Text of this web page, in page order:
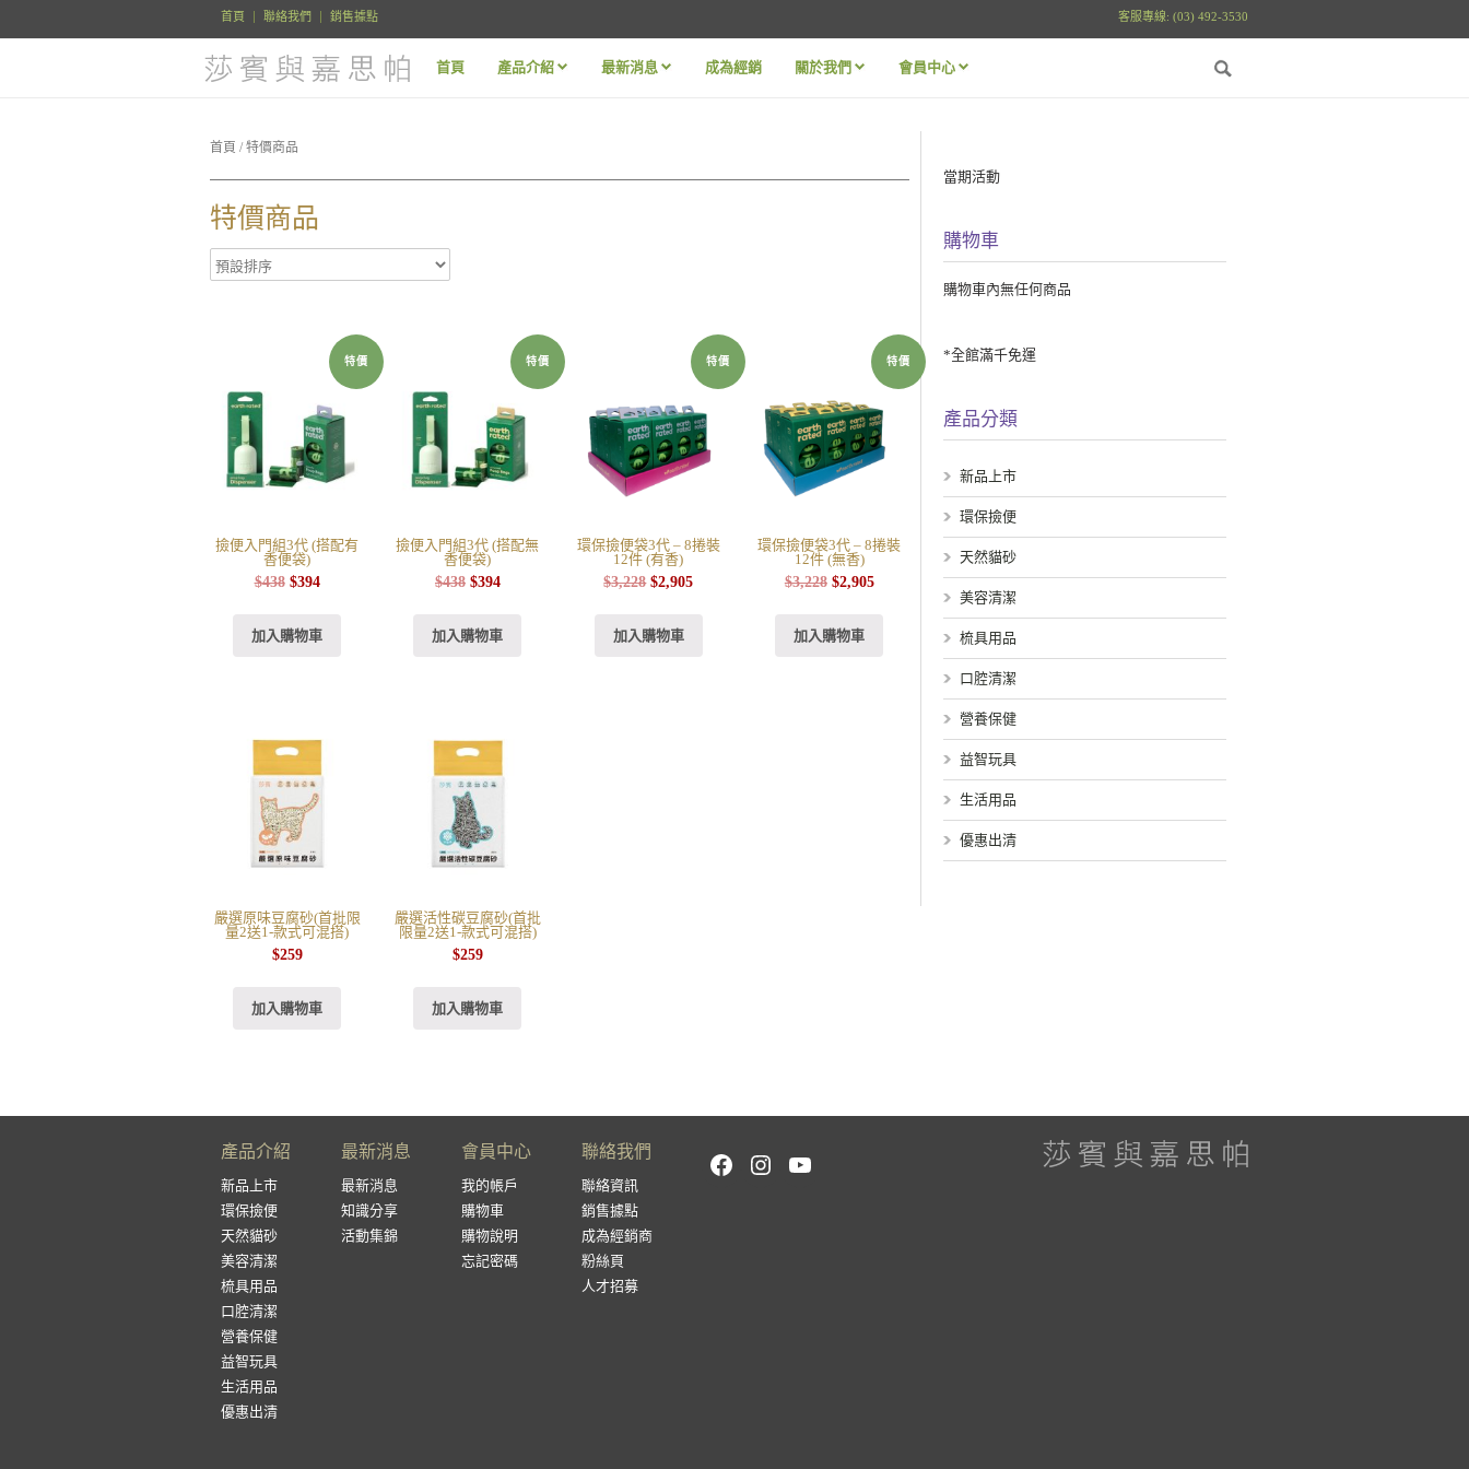
首頁 聯絡我們 銷售據點 客服專線: (03) 492-3530
首頁 產品介紹 最新消息 成為經銷 關於我們 會員中心
首頁 / 特價商品
特價商品
特價
撿便入門組3代 (搭配有
香便袋)
$438 $394
加入購物車
特價
撿便入門組3代 (搭配無
香便袋)
$438 $394
加入購物車
特價
環保撿便袋3代 – 8捲裝
12件 (有香)
$3,228 $2,905
加入購物車
特價
環保撿便袋3代 – 8捲裝
12件 (無香)
$3,228 $2,905
加入購物車
嚴選原味豆腐砂(首批限
量2送1-款式可混搭)
$259
加入購物車
嚴選活性碳豆腐砂(首批
限量2送1-款式可混搭)
$259
加入購物車
當期活動
購物車
購物車內無任何商品
*全館滿千免運
產品分類
新品上市
環保撿便
天然貓砂
美容清潔
梳具用品
口腔清潔
營養保健
益智玩具
生活用品
優惠出清
產品介紹
新品上市
環保撿便
天然貓砂
美容清潔
梳具用品
口腔清潔
營養保健
益智玩具
生活用品
優惠出清
最新消息
最新消息
知識分享
活動集錦
會員中心
我的帳戶
購物車
購物說明
忘記密碼
聯絡我們
聯絡資訊
銷售據點
成為經銷商
粉絲頁
人才招募
Facebook
Instagram
YouTube